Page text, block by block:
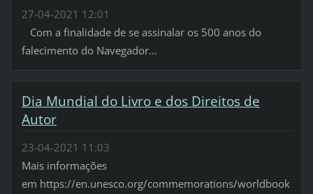
27-04-2021 12:01
Com a finalidade de se assinalar os 500 anos do
falecimento do Navegador...
Dia Mundial do Livro e dos Direitos de
Autor
23-04-2021 11:03
Mais informações
em https://en.unesco.org/commemorations/worldbook